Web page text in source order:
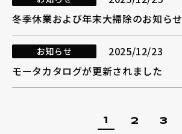
冬季休業および年末大掃除のお知らせ
お知らせ
2025/12/23
モータカタログが更新されました
1 2 3